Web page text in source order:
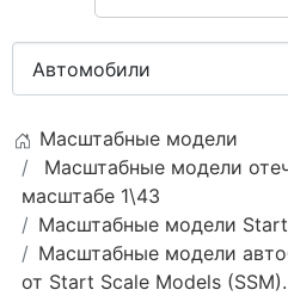
Масштабные модели
Масштабные модели
масштабе 1\43
Масштабные модели Start
Масштабные модели
от Start Scale Models (SSM).